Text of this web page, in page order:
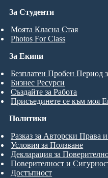
За Студенти
Моята Класна Стая
Photos For Class
За Екипи
Безплатен Пробен Период
Бизнес Ресурси
Създайте за Работа
Присъединете се към моя
Политики
Разказ за Авторски Права
Условия за Ползване
Декларация за
Поверителност и
Достъпност